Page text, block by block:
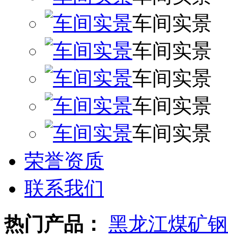
车间实景
车间实景
车间实景
车间实景
车间实景
荣誉资质
联系我们
热门产品： 黑龙江煤矿